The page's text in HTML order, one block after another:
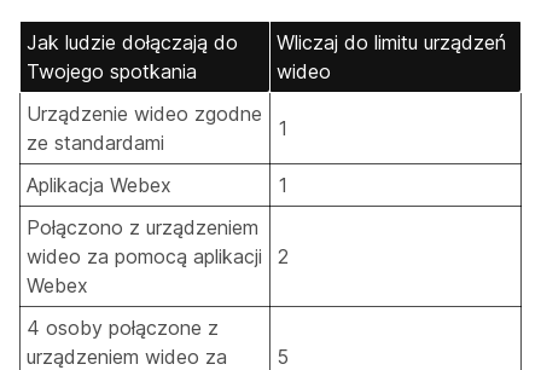
Jak ludzie dołączają do
Twojego spotkania
Wliczaj do limitu urządzeń
wideo
Urządzenie wideo zgodne
ze standardami
1
Aplikacja Webex
1
Połączono z urządzeniem
wideo za pomocą aplikacji
Webex
2
4 osoby połączone z
urządzeniem wideo za
5